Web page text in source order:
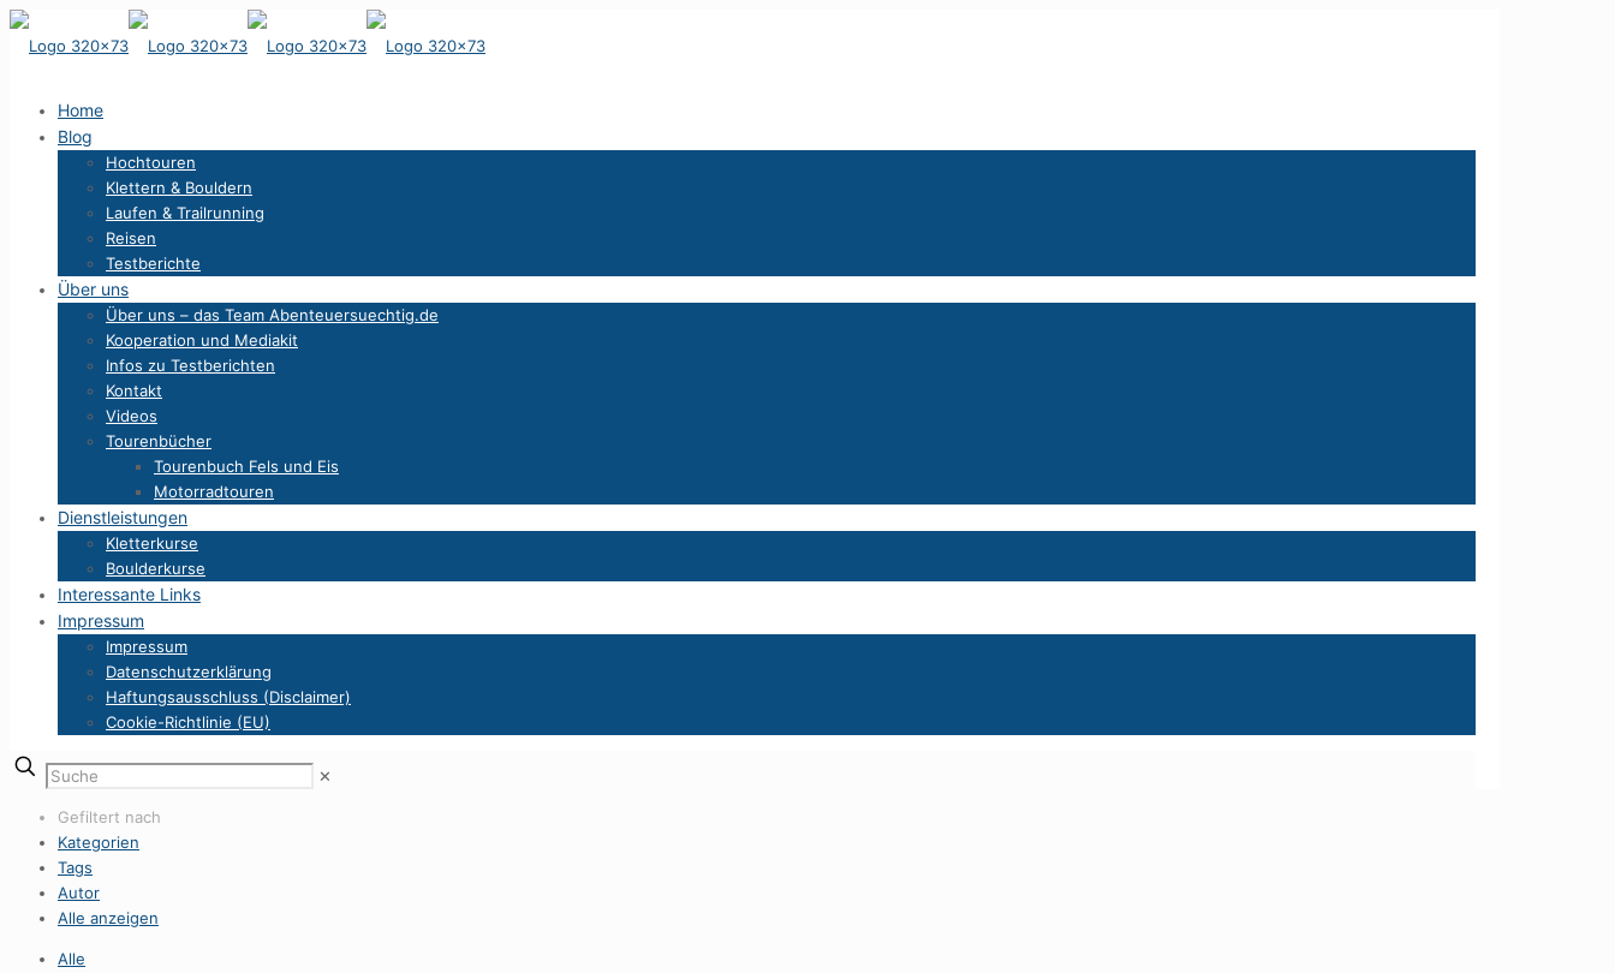
Home
Blog
Hochtouren
Klettern & Bouldern
Laufen & Trailrunning
Reisen
Testberichte
Über uns
Über uns – das Team Abenteuersuechtig.de
Kooperation und Mediakit
Infos zu Testberichten
Kontakt
Videos
Tourenbücher
Tourenbuch Fels und Eis
Motorradtouren
Dienstleistungen
Kletterkurse
Boulderkurse
Interessante Links
Impressum
Impressum
Datenschutzerklärung
Haftungsausschluss (Disclaimer)
Cookie-Richtlinie (EU)
✕
Gefiltert nach
Kategorien
Tags
Autor
Alle anzeigen
Alle